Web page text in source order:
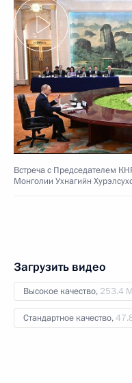
Встреча с Председателем
Монголии Ухнагийн
Загрузить видео
Высокое качество, 253.4
Стандартное качество,